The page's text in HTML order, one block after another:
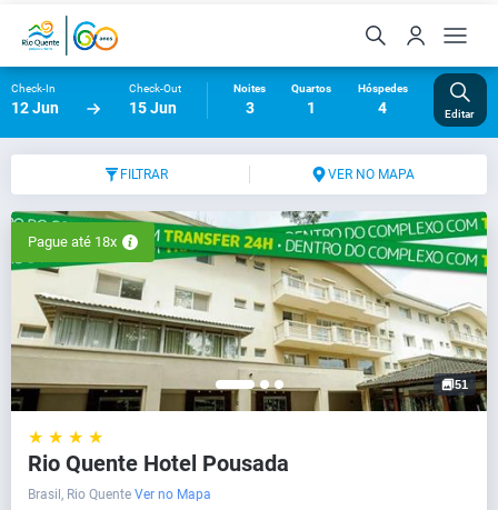
Check-In
12 Jun
Check-Out
15 Jun
Noites
3
Quartos
1
Hóspedes
4 Editar
FILTRAR VER NO MAPA
Pague até 18x
51
★ ★ ★ ★
Rio Quente Hotel Pousada
Brasil, Rio Quente Ver no Mapa